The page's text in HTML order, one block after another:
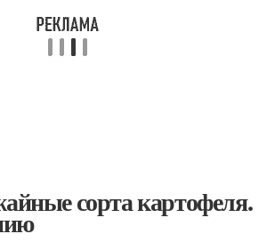
сорта картофеля.